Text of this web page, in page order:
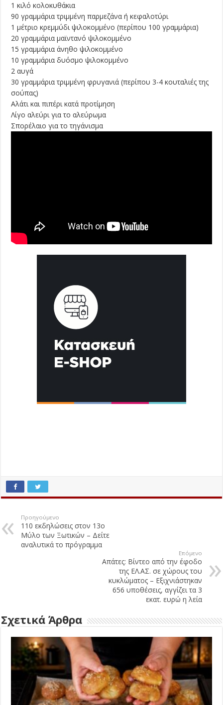
1 κιλό κολοκυθάκια
90 γραμμάρια τριμμένη παρμεζάνα ή κεφαλοτύρι
1 μέτριο κρεμμύδι ψιλοκομμένο (περίπου 100 γραμμάρια)
20 γραμμάρια μαϊντανό ψιλοκομμένο
15 γραμμάρια άνηθο ψιλοκομμένο
10 γραμμάρια δυόσμο ψιλοκομμένο
2 αυγά
30 γραμμάρια τριμμένη φρυγανιά (περίπου 3-4 κουταλιές της
σούπας)
Αλάτι και πιπέρι κατά προτίμηση
Λίγο αλεύρι για το αλεύρωμα
Σπορέλαιο για το τηγάνισμα
Προηγούμενο
110 εκδηλώσεις στον 13ο
Μύλο των Ξωτικών – Δείτε
αναλυτικά το πρόγραμμα
Επόμενο
Απάτες: Βίντεο από την έφοδο
της ΕΛ.ΑΣ. σε χώρους του
κυκλώματος – Εξιχνιάστηκαν
656 υποθέσεις, αγγίζει τα 3
εκατ. ευρώ η λεία
Σχετικά Άρθρα